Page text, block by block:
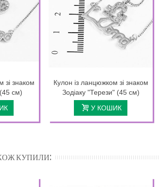
зі знаком
см)
Кулон із ланцюжком зі знаком
Зодіаку "Терези" (45 см)
У КОШИК
КУПИЛИ: